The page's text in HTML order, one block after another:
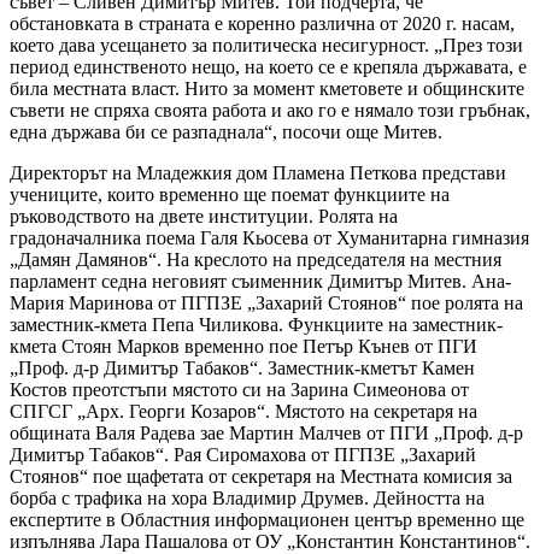
обстановката в страната е коренно различна от 2020 г. насам,
което дава усещането за политическа несигурност. „През този
период единственото нещо, на което се е крепяла държавата, е
била местната власт. Нито за момент кметовете и общинските
съвети не спряха своята работа и ако го е нямало този гръбнак,
една държава би се разпаднала“, посочи още Митев.
Директорът на Младежкия дом Пламена Петкова представи
учениците, които временно ще поемат функциите на
ръководството на двете институции. Ролята на
градоначалника поема Галя Кьосева от Хуманитарна гимназия
„Дамян Дамянов“. На креслото на председателя на местния
парламент седна неговият съименник Димитър Митев. Ана-
Мария Маринова от ПГПЗЕ „Захарий Стоянов“ пое ролята на
заместник-кмета Пепа Чиликова. Функциите на заместник-
кмета Стоян Марков временно пое Петър Кънев от ПГИ
„Проф. д-р Димитър Табаков“. Заместник-кметът Камен
Костов преотстъпи мястото си на Зарина Симеонова от
СПГСГ „Арх. Георги Козаров“. Мястото на секретаря на
общината Валя Радева зае Мартин Малчев от ПГИ „Проф. д-р
Димитър Табаков“. Рая Сиромахова от ПГПЗЕ „Захарий
Стоянов“ пое щафетата от секретаря на Местната комисия за
борба с трафика на хора Владимир Друмев. Дейността на
експертите в Областния информационен център временно ще
изпълнява Лара Пашалова от ОУ „Константин Константинов“.